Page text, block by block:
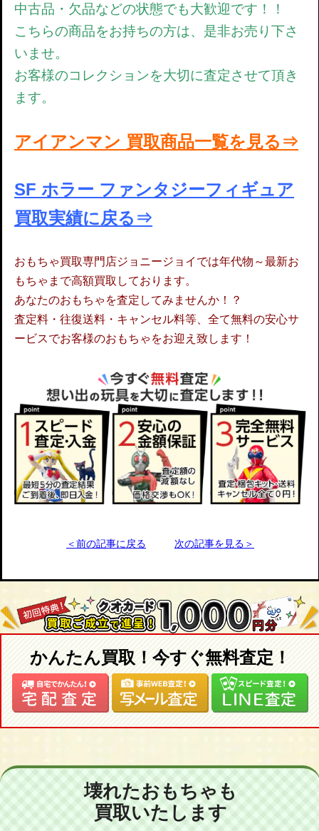
中古品・欠品などの状態でも大歓迎です！！
こちらの商品をお持ちの方は、是非お売り下さ
いませ。
お客様のコレクションを大切に査定させて頂き
ます。
アイアンマン 買取商品一覧を見る⇒
SF ホラー ファンタジーフィギュア
買取実績に戻る⇒
おもちゃ買取専門店ジョニージョイでは年代物～最新お
もちゃまで高額買取しております。
あなたのおもちゃを査定してみませんか！？
査定料・往復送料・キャンセル料等、全て無料の安心サ
ービスでお客様のおもちゃをお迎え致します！
＜前の記事に戻る 次の記事を見る＞
かんたん買取！今すぐ無料査定！
壊れたおもちゃも
買取いたします